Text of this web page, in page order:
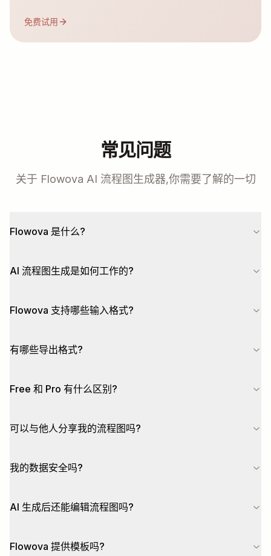
免费试用
常见问题
关于 Flowova AI 流程图生成器,你需要了解的一切
Flowova 是什么?
AI 流程图生成是如何工作的?
Flowova 支持哪些输入格式?
有哪些导出格式?
Free 和 Pro 有什么区别?
可以与他人分享我的流程图吗?
我的数据安全吗?
AI 生成后还能编辑流程图吗?
Flowova 提供模板吗?